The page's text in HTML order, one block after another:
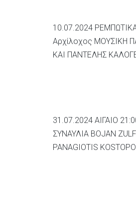
10.07.2024
Αρχίλοχος ΜΟΥΣΙΚΗ
ΚΑΙ ΠΑΝΤΕΛΗΣ
31.07.2024 ΑΙΓΑΙΟ
ΣΥΝΑΥΛΙΑ BOJAN
PANAGIOTIS